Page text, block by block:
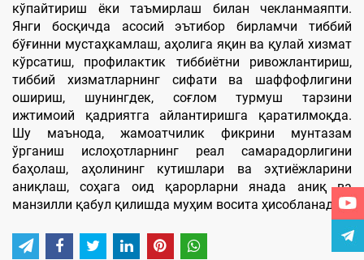
кўпайтириш ёки таъмирлаш билан чекланмаяпти.
Янги босқичда асосий эътибор бирламчи тиббий
бўғинни мустаҳкамлаш, аҳолига яқин ва қулай хизмат
кўрсатиш, профилактик тиббиётни ривожлантириш,
тиббий хизматларнинг сифати ва шаффофлигини
ошириш, шунингдек, соғлом турмуш тарзини
ижтимоий қадриятга айлантиришга қаратилмоқда.
Шу маънода, жамоатчилик фикрини мунтазам
ўрганиш ислоҳотларнинг реал самарадорлигини
баҳолаш, аҳолининг кутишлари ва эҳтиёжларини
аниқлаш, соҳага оид қарорларни янада аниқ ва
манзилли қабул қилишда муҳим восита ҳисобланади.